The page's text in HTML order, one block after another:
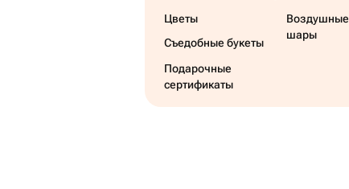
Цветы
Съедобные букеты
Подарочные
сертификаты
Воздушные
шары